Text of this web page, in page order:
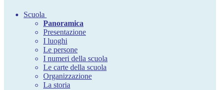
Scuola
Panoramica
Presentazione
I luoghi
Le persone
I numeri della scuola
Le carte della scuola
Organizzazione
La storia